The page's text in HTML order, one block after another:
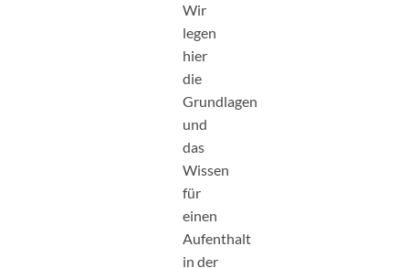
Wir
legen
hier
die
Grundlagen
und
das
Wissen
für
einen
Aufenthalt
in der